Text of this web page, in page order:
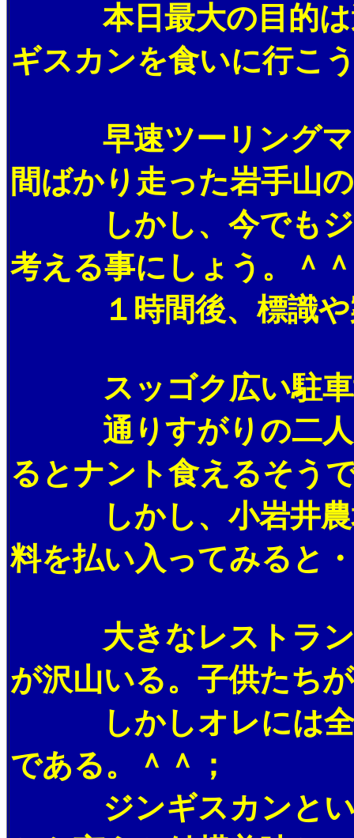
本日最大の目的は達
ギスカンを食いに行こ
早速ツーリングマッ
間ばかり走った岩手山
しかし、今でもジン
考える事にしょう。＾
１時間後、標識や案
スッゴク広い駐車場
通りすがりの二人連
るとナント食えるそう
しかし、小岩井農場
料を払い入ってみると
大きなレストランや
が沢山いる。子供たち
しかしオレには全く
である。＾＾；
ジンギスカンといえ